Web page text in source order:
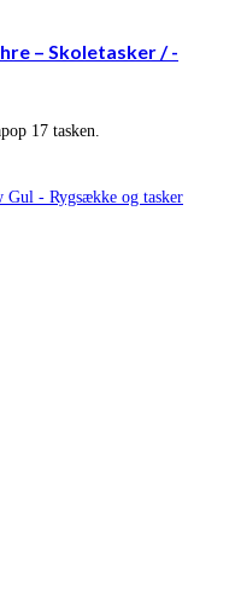
– Skoletasker / -
17 tasken.